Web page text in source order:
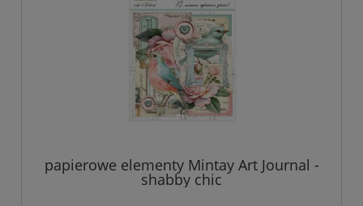
papierowe elementy Mintay Art Journal -
shabby chic